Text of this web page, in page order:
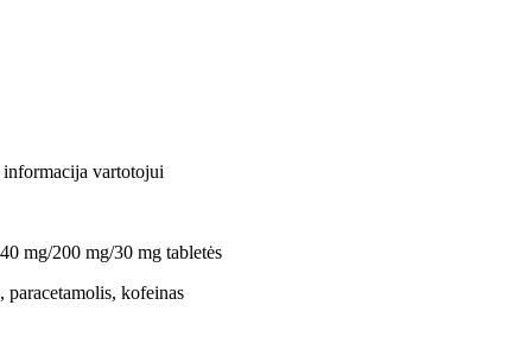
informacija vartotojui
mg/200 mg/30 mg tabletės
paracetamolis, kofeinas